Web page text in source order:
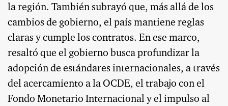
la región. También subrayó que, más allá de los
cambios de gobierno, el país mantiene reglas
claras y cumple los contratos. En ese marco,
resaltó que el gobierno busca profundizar la
adopción de estándares internacionales, a través
del acercamiento a la OCDE, el trabajo con el
Fondo Monetario Internacional y el impulso al